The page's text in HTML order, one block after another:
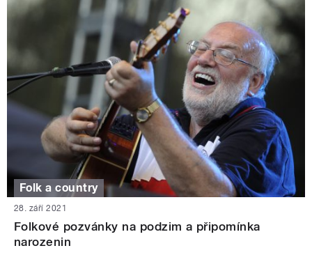
Folk a country
28. září 2021
Folkové pozvánky na podzim a připomínka
narozenin